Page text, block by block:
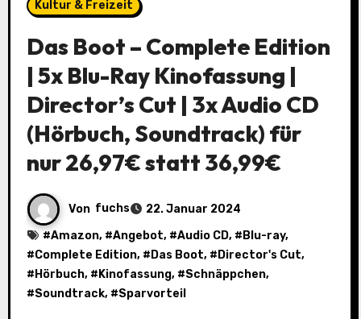
Kultur & Freizeit
Das Boot – Complete Edition
| 5x Blu-Ray Kinofassung |
Director’s Cut | 3x Audio CD
(Hörbuch, Soundtrack) für
nur 26,97€ statt 36,99€
Von fuchs
22. Januar 2024
#Amazon, #Angebot, #Audio CD, # Blu-ray,
#Complete Edition, # Das Boot, # Director's Cut,
# Hörbuch, # Kinofassung, #Schnäppchen,
#Soundtrack, #Sparvorteil